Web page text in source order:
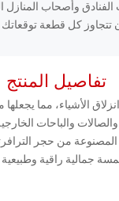
وأصحاب المنازل
تفاصيل المنتج
الأشياء، مما يجعلها
والباحات
من حجر